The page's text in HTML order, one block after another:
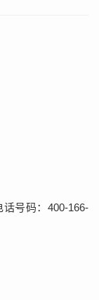
号码：400-166-